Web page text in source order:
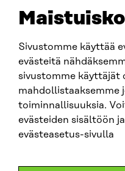
Sivustomme käyttää
evästeitä
sivustomme käyttäjät
mahdollistaaksemme
toiminnallisuuksia.
evästeiden sisältöön
evästeasetus-sivulla
SITRA SOSIAALISESSA
LinkedIn
Instagram
YouTube